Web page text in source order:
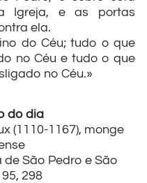
Igreja, e as portas
ela.
do Céu; tudo o que
no Céu e tudo o que
no Céu.»
do dia
(1110-1167), monge
São Pedro e São
298